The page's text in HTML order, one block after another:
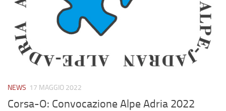
NEWS 17 MAGGIO 2022
Corsa-O: Convocazione Alpe Adria 2022